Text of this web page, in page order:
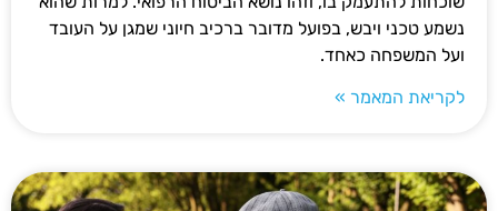
נשמע טכני ויבש, בפועל מדובר ברכיב חיוני שמגן על העובד
ועל המשפחה כאחד.
לקריאת המאמר »